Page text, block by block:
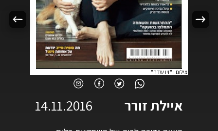
איילת זורר 14.11.2016
צילום:"זיו שדה"